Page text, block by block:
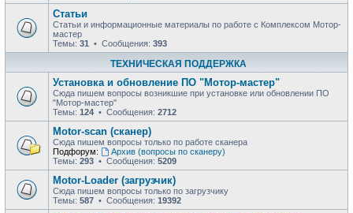
Статьи
Статьи и информационные материалы по работе с Комплексом Мотор-
мастер
Темы: 31 • Сообщения: 393
ТЕХНИЧЕСКАЯ ПОДДЕРЖКА
Установка и обновление ПО "Мотор-мастер"
Сюда пишем вопросы возникшие при установке или обновлении ПО
"Мотор-мастер"
Темы: 124 • Сообщения: 2712
Motor-scan (сканер)
Сюда пишем вопросы только по работе сканера
Подфорум:
Архив (вопросы по сканеру)
Темы: 293 • Сообщения: 5209
Motor-Loader (загрузчик)
Сюда пишем вопросы только по загрузчику
Темы: 587 • Сообщения: 19392